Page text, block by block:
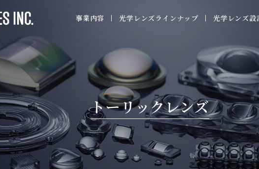
事業内容 光学レンズラインナップ 光学レンズ
トーリックレンズ